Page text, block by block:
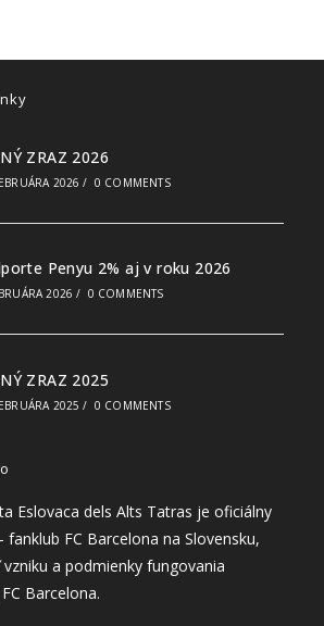
ZRAZ 2026
2026 / 0 COMMENTS
Penyu 2% aj v roku 2026
2026 / 0 COMMENTS
ZRAZ 2025
2025 / 0 COMMENTS
Eslovaca dels Alts Tatras je oficiálny
fanklub FC Barcelona na Slovensku,
a podmienky fungovania
Barcelona.